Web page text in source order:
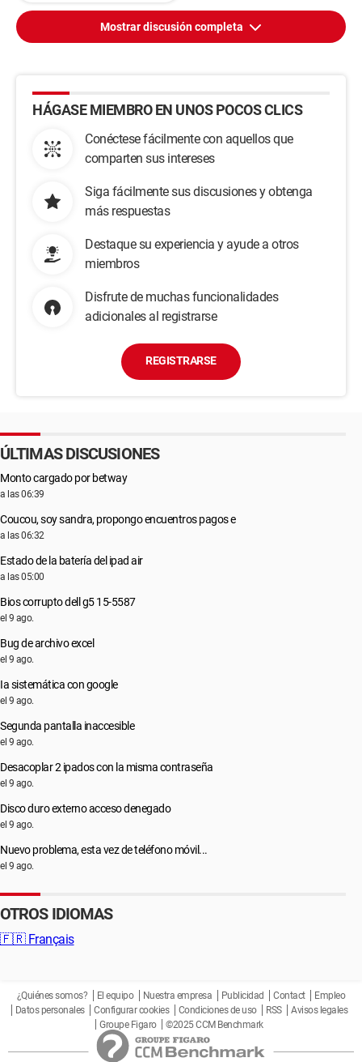
Mostrar discusión completa
HÁGASE MIEMBRO EN UNOS POCOS CLICS
Conéctese fácilmente con aquellos que
comparten sus intereses
Siga fácilmente sus discusiones y obtenga
más respuestas
Destaque su experiencia y ayude a otros
miembros
Disfrute de muchas funcionalidades
adicionales al registrarse
REGISTRARSE
ÚLTIMAS DISCUSIONES
Monto cargado por betway
a las 06:39
Coucou, soy sandra, propongo encuentros pagos e
a las 06:32
Estado de la batería del ipad air
a las 05:00
Bios corrupto dell g5 15-5587
el 9 ago.
Bug de archivo excel
el 9 ago.
Ia sistemática con google
el 9 ago.
Segunda pantalla inaccesible
el 9 ago.
Desacoplar 2 ipados con la misma contraseña
el 9 ago.
Disco duro externo acceso denegado
el 9 ago.
Nuevo problema, esta vez de teléfono móvil...
el 9 ago.
OTROS IDIOMAS
🇫🇷 Français
¿Quiénes somos? El equipo Nuestra empresa Publicidad Contact
Empleo
Datos personales
Configurar cookies Condiciones de uso RSS
Avisos legales
Groupe Figaro
©2025 CCM Benchmark